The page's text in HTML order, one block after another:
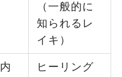
（一般的に
知られるレ
イキ）
ヒーリング